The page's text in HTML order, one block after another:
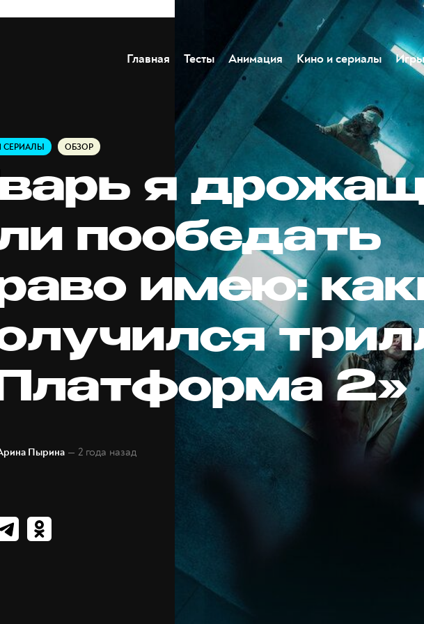
Главная Тесты Анимация Кино и сериалы Игры
СЕРИАЛЫ ОБЗОР
я
пообедать
имею:
2»
Пырина — 2 года назад